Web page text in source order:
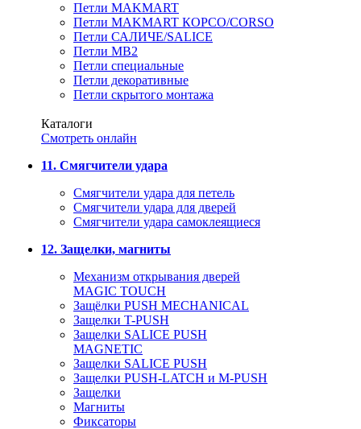
Петли MAKMART
Петли MAKMART КОРСО/CORSO
Петли САЛИЧЕ/SALICE
Петли MB2
Петли специальные
Петли декоративные
Петли скрытого монтажа
Каталоги
Смотреть онлайн
11. Смягчители удара
Смягчители удара для петель
Смягчители удара для дверей
Cмягчители удара самоклеящиеся
12. Защелки, магниты
Механизм открывания дверей
MAGIC TOUCH
Защёлки PUSH MECHANICAL
Защелки T-PUSH
Защелки SALICE PUSH
MAGNETIC
Защелки SALICE PUSH
Защелки PUSH-LATCH и M-PUSH
Защелки
Магниты
Фиксаторы